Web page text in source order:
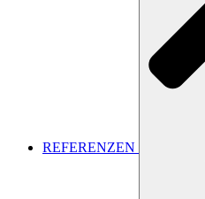
REFERENZEN